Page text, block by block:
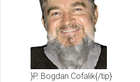
}P. Bogdan Cofalik{/tip}